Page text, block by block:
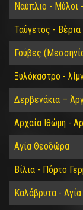
Ναύπλιο - Μύλοι
Ταΰγετος -
Γούβες
Ξυλόκαστρο -
Δερβενάκια –
Αρχαία Ιθώμη -
Αγία Θεοδώρα
Βίλια - Πόρτο
Καλάβρυτα -